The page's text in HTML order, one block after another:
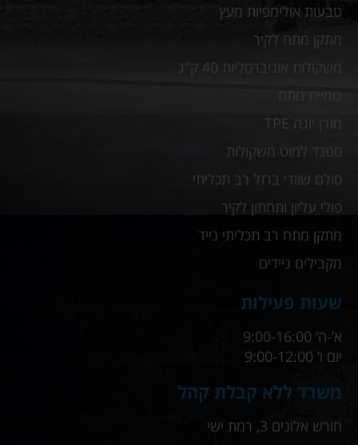
טבעות אולימפיות מעץ
מתקן מתח לקיר
משקולות אוניברסליות 40 ק"ג
גומיית מתח
מזרן יוגה TPE
סטנד למוט משקולות
סולם שוודי ברזל רב תכליתי
פולי עליון ותחתון לקיר
מתקן מתח רב תכליתי נייד
מקבילים ניידים
שעות פעילות
א’-ה’ 9:00-16:00
יום ו’ 9:00-12:00
משרד ללא קבלת קהל
חורש אלונים 3, רמת ישי